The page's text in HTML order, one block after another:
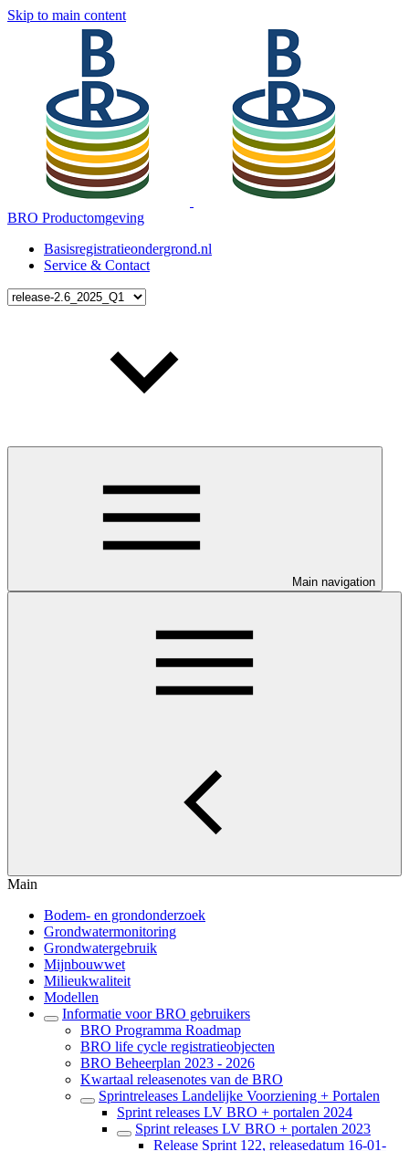
Skip to main content
BRO Productomgeving
Basisregistratieondergrond.nl
Service & Contact
Main navigation
Main
Bodem- en grondonderzoek
Grondwatermonitoring
Grondwatergebruik
Mijnbouwwet
Milieukwaliteit
Modellen
Informatie voor BRO gebruikers
BRO Programma Roadmap
BRO life cycle registratieobjecten
BRO Beheerplan 2023 - 2026
Kwartaal releasenotes van de BRO
Sprintreleases Landelijke Voorziening + Portalen
Sprint releases LV BRO + portalen 2024
Sprint releases LV BRO + portalen 2023
Release Sprint 122, releasedatum 16-01-